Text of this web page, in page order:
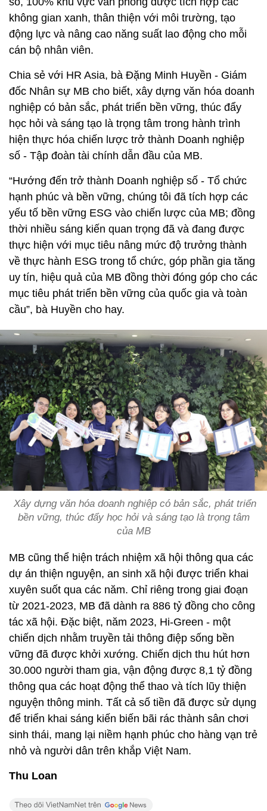
không gian xanh, thân thiện với môi trường, tạo
động lực và nâng cao năng suất lao động cho mỗi
cán bộ nhân viên.
Chia sẻ với HR Asia, bà Đặng Minh Huyền - Giám
đốc Nhân sự MB cho biết, xây dựng văn hóa doanh
nghiệp có bản sắc, phát triển bền vững, thúc đẩy
học hỏi và sáng tạo là trọng tâm trong hành trình
hiện thực hóa chiến lược trở thành Doanh nghiệp
số - Tập đoàn tài chính dẫn đầu của MB.
“Hướng đến trở thành Doanh nghiệp số - Tổ chức
hạnh phúc và bền vững, chúng tôi đã tích hợp các
yếu tố bền vững ESG vào chiến lược của MB; đồng
thời nhiều sáng kiến quan trọng đã và đang được
thực hiện với mục tiêu nâng mức độ trưởng thành
về thực hành ESG trong tổ chức, góp phần gia tăng
uy tín, hiệu quả của MB đồng thời đóng góp cho các
mục tiêu phát triển bền vững của quốc gia và toàn
cầu”, bà Huyền cho hay.
Xây dựng văn hóa doanh nghiệp có bản sắc, phát triển
bền vững, thúc đẩy học hỏi và sáng tạo là trọng tâm
của MB
MB cũng thể hiện trách nhiệm xã hội thông qua các
dự án thiện nguyện, an sinh xã hội được triển khai
xuyên suốt qua các năm. Chỉ riêng trong giai đoạn
từ 2021-2023, MB đã dành ra 886 tỷ đồng cho công
tác xã hội. Đặc biệt, năm 2023, Hi-Green - một
chiến dịch nhằm truyền tải thông điệp sống bền
vững đã được khởi xướng. Chiến dịch thu hút hơn
30.000 người tham gia, vận động được 8,1 tỷ đồng
thông qua các hoạt động thể thao và tích lũy thiện
nguyện thông minh. Tất cả số tiền đã được sử dụng
để triển khai sáng kiến biến bãi rác thành sân chơi
sinh thái, mang lại niềm hạnh phúc cho hàng vạn trẻ
nhỏ và người dân trên khắp Việt Nam.
Thu Loan